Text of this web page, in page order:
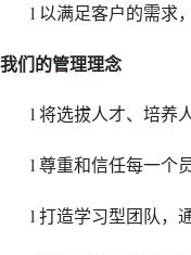
l 以满足客户的需求
我们的管理理念
l 将选拔人才、培养
l 尊重和信任每一个
l 打造学习型团队，